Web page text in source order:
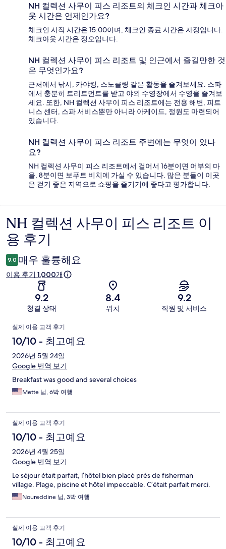
NH 컬렉션 사무이 피스 리조트의 체크인 시간과 체크아
웃 시간은 언제인가요?
체크인 시작 시간은 15:00이며, 체크인 종료 시간은 자정입니다.
체크아웃 시간은 정오입니다.
NH 컬렉션 사무이 피스 리조트 및 인근에서 즐길만한 것
은 무엇인가요?
근처에서 낚시, 카야킹, 스노클링 같은 활동을 즐겨보세요. 스파
에서 충분히 트리트먼트를 받고 야외 수영장에서 수영을 즐겨보
세요. 또한, NH 컬렉션 사무이 피스 리조트에는 전용 해변, 피트
니스 센터, 스파 서비스뿐만 아니라 아케이드, 정원도 마련되어
있습니다.
NH 컬렉션 사무이 피스 리조트 주변에는 무엇이 있나
요?
NH 컬렉션 사무이 피스 리조트에서 걸어서 16분이면 어부의 마
을, 8분이면 보푸트 비치에 가실 수 있습니다. 많은 분들이 이곳
은 걷기 좋은 지역으로 쇼핑을 즐기기에 좋다고 평가합니다.
이
용
후
기
NH 컬렉션 사무이 피스 리조트 이
용 후기
9.0 매우 훌륭해요
이용 후기 1,000개
9.2
청결 상태
8.4
위치
9.2
직원 및 서비스
이
용
후
기
실제 이용 고객 후기
10/10 - 최고예요
2026년 5월 24일
Google 번역 보기
Breakfast was good and several choices
Mette 님, 6박 여행
실제 이용 고객 후기
10/10 - 최고예요
2026년 4월 25일
Google 번역 보기
Le séjour était parfait, l’hôtel bien placé près de fisherman
village. Plage, piscine et hôtel impeccable. C’était parfait merci.
Noureddine 님, 3박 여행
실제 이용 고객 후기
10/10 - 최고예요